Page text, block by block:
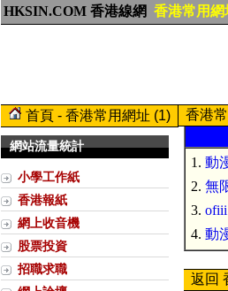
HKSIN.COM 香港線網 香港常用網
首頁 - 香港常用網址 (1) 香港
網站流量統計
小學工作紙
香港報紙
網上收音機
股票投資
招職求職
1. 動
2. 無
3.
4. 動
返回